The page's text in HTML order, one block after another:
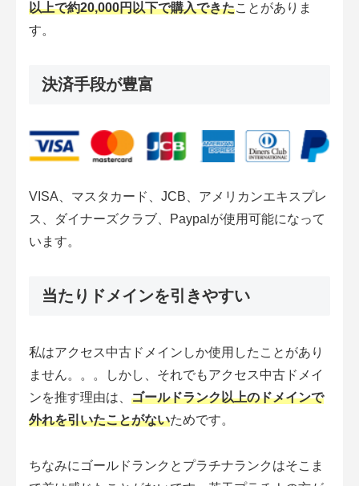
以上で約20,000円以下で購入できたことがありま
す。
決済手段が豊富
VISA、マスタカード、JCB、アメリカンエキスプレ
ス、ダイナーズクラブ、Paypalが使用可能になって
います。
当たりドメインを引きやすい
私はアクセス中古ドメインしか使用したことがあり
ません。。。しかし、それでもアクセス中古ドメイ
ンを推す理由は、 ゴールドランク以上のドメインで
外れを引いたことがないためです。
ちなみにゴールドランクとプラチナランクはそこま